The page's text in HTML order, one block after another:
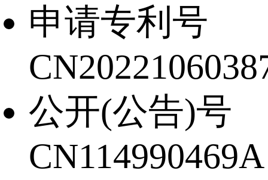
申请专利号
公开(公告)号
CN114990469A